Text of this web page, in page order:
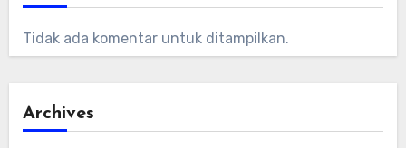
Tidak ada komentar untuk ditampilkan.
Archives